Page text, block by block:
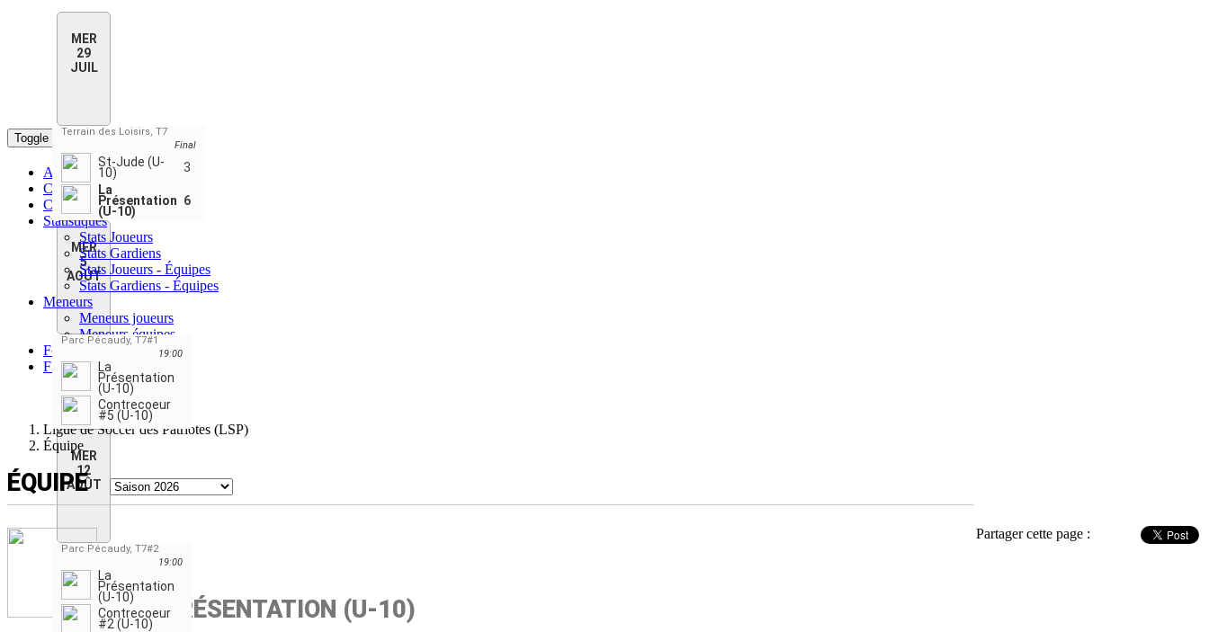
MER
29
JUIL
Terrain des Loisirs, T7
Final
St-Jude (U-
10)
3
La
Présentation
(U-10)
6
MER
5
AOÛT
Parc Pécaudy, T7#1
19:00
La
Présentation
(U-10)
Contrecoeur
#5 (U-10)
MER
12
AOÛT
Parc Pécaudy, T7#2
19:00
La
Présentation
(U-10)
Contrecoeur
#2 (U-10)
Toggle navigation
Accueil
Classement
Calendrier & résultats
Statistiques
Stats Joueurs
Stats Gardiens
Stats Joueurs - Équipes
Stats Gardiens - Équipes
Meneurs
Meneurs joueurs
Meneurs équipes
Forum
FR
ENGLISH
FRANÇAIS
Ligue de Soccer des Patriotes (LSP)
Équipe
ÉQUIPE
Partager cette page :
LA PRÉSENTATION (U-10)